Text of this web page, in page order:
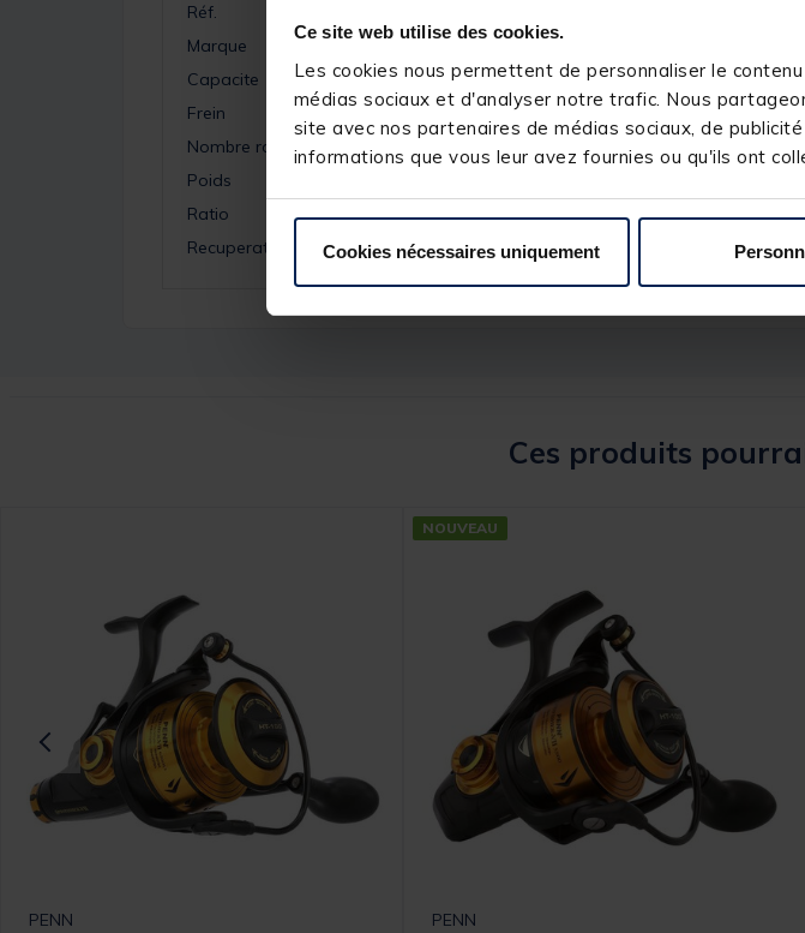
Ce site web utilise des cookies.
Les cookies nous permettent de personnaliser le
médias sociaux et d'analyser notre trafic. Nous
site avec nos partenaires de médias sociaux, de
informations que vous leur avez fournies ou qu'ils ont
Cookies nécessaires uniquement
Réf.
Marque
Capacite
390m-28/
Frein
11,3 kg
Nombre roulements
5+1
Poids
Ratio
5.6/1
Recuperation
98cm
Ces produits
PENN
NOUVEAU
PENN